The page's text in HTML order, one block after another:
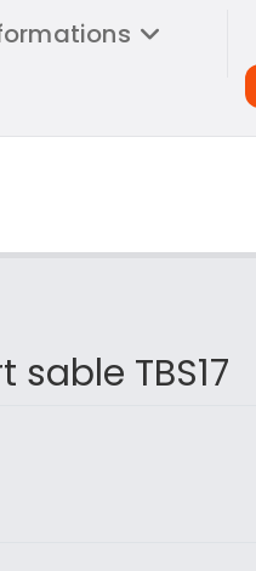
TBS17